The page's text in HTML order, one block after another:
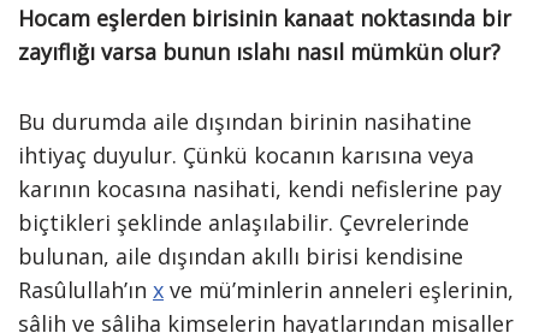
Hocam eşlerden birisinin kanaat noktasında bir
zayıflığı varsa bunun ıslahı nasıl mümkün olur?
Bu durumda aile dışından birinin nasihatine
ihtiyaç duyulur. Çünkü kocanın karısına veya
karının kocasına nasihati, kendi nefislerine pay
biçtikleri şeklinde anlaşılabilir. Çevrelerinde
bulunan, aile dışından akıllı birisi kendisine
Rasûlullah’ın x ve mü’minlerin anneleri eşlerinin,
sâlih ve sâliha kimselerin hayatlarından misaller